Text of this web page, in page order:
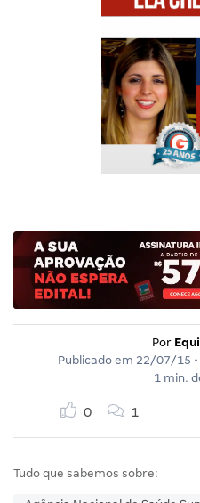
Por
Publicado em 22/07/15
1 min.
0 1
Tudo que sabemos sobre: